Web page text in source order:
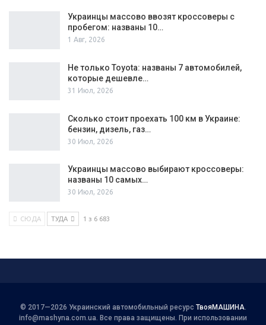
Украинцы массово ввозят кроссоверы с
пробегом: названы 10…
1 Авг, 2026
Не только Toyota: названы 7 автомобилей,
которые дешевле…
31 Июл, 2026
Сколько стоит проехать 100 км в Украине:
бензин, дизель, газ…
30 Июл, 2026
Украинцы массово выбирают кроссоверы:
названы 10 самых…
30 Июл, 2026
СЮДА ТУДА 1 з 6 683
© 2017—2026 Украинский автомобильный ресурс ТвояМАШИНА.
info@mashyna.com.ua. Все права защищены. При использовании